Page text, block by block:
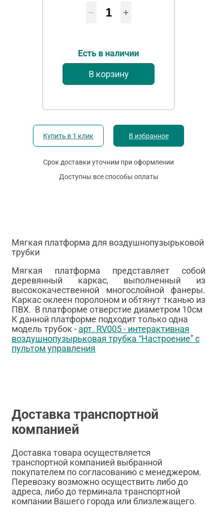
Есть в наличии
В корзину
Купить в 1 клик В избранное
Срок доставки уточним при оформлении
Доступны все способы оплаты
Мягкая платформа для воздушнопузырьковой
трубки
Мягкая платформа представляет собой
деревянный каркас, выполненный из
высококачественной многослойной фанеры.
Каркас оклеен поролоном и обтянут тканью из
ПВХ. В платформе отверстие диаметром 10см
К данной платформе подходит только одна
модель трубок - арт. RV005 - интерактивная
воздушнопузырьковая трубка “Настроение” с
пультом управления
Доставка транспортной
компанией
Доставка товара осуществляется
транспортной компанией выбранной
покупателем по согласованию с менеджером.
Перевозку возможно осуществить либо до
адреса, либо до терминала транспортной
компании Вашего города или близлежащего.